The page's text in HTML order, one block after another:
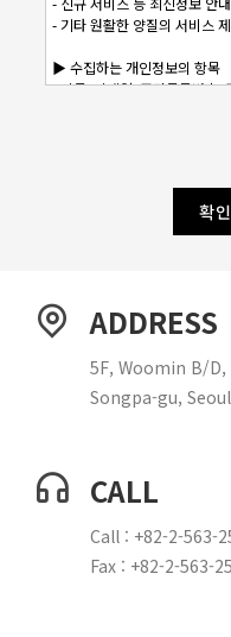
확인
ADDRESS
5F, Woomin B/
Songpa-gu,
CALL
Call : +82-2-563-
Fax : +82-2-563-